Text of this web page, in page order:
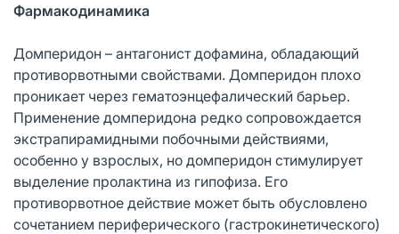
Фармакодинамика
Домперидон – антагонист дофамина, обладающий
противорвотными свойствами. Домперидон плохо
проникает через гематоэнцефалический барьер.
Применение домперидона редко сопровождается
экстрапирамидными побочными действиями,
особенно у взрослых, но домперидон стимулирует
выделение пролактина из гипофиза. Его
противорвотное действие может быть обусловлено
сочетанием периферического (гастрокинетического)